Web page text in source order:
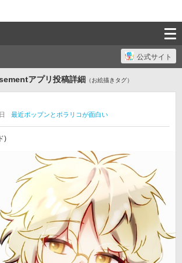
公式サイト
アプリ投稿詳細 （お絵描きタグ）
最近ポップンとポラリコが面白い
)